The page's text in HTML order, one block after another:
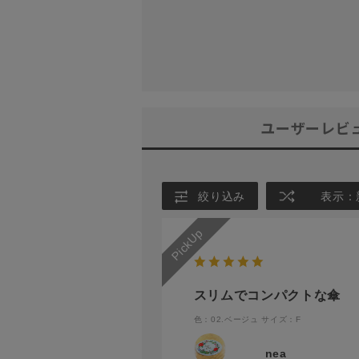
ユーザーレビ
絞り込み 表示：
スリムでコンパクトな傘
色：02.ベージュ サイズ：F
nea